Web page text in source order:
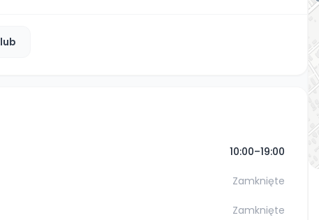
10:00–19:00
Zamknięte
Zamknięte